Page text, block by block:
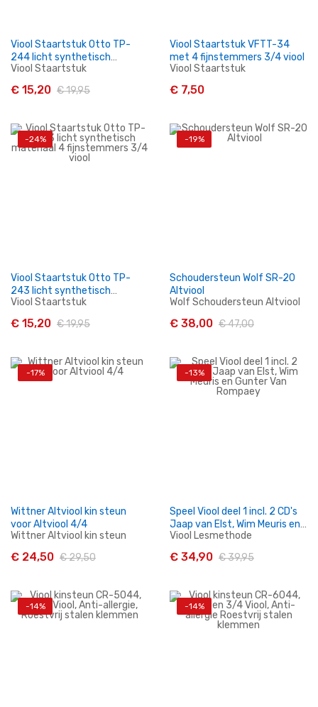
In Winkelwagen
Viool Staartstuk Otto TP-
244 licht synthetisch
materiaal 4 fijnstemmers 4/4
viool
Viool Staartstuk
€ 15,20 € 19,95
In Winkelwagen
Viool Staartstuk VFTT-34
met 4 fijnstemmers 3/4 viool
Viool Staartstuk
€ 7,50
-24%
In Winkelwagen
Viool Staartstuk Otto TP-
243 licht synthetisch
materiaal 4 fijnstemmers 3/4
viool
Viool Staartstuk
€ 15,20 € 19,95
-19%
In Winkelwagen
Schoudersteun Wolf SR-20
Altviool
Wolf Schoudersteun Altviool
€ 38,00 € 47,00
-17%
In Winkelwagen
Wittner Altviool kin steun
voor Altviool 4/4
Wittner Altviool kin steun
€ 24,50 € 29,50
-13%
In Winkelwagen
Speel Viool deel 1 incl. 2 CD's
Jaap van Elst, Wim Meuris en
Gunter Van Rompaey
Viool Lesmethode
€ 34,90 € 39,95
-14% -14%